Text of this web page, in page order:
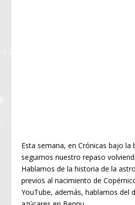
Esta semana, en Crónicas bajo la
seguimos nuestro repaso
Hablamos de la historia de la
previos al nacimiento de
YouTube, además, hablamos del